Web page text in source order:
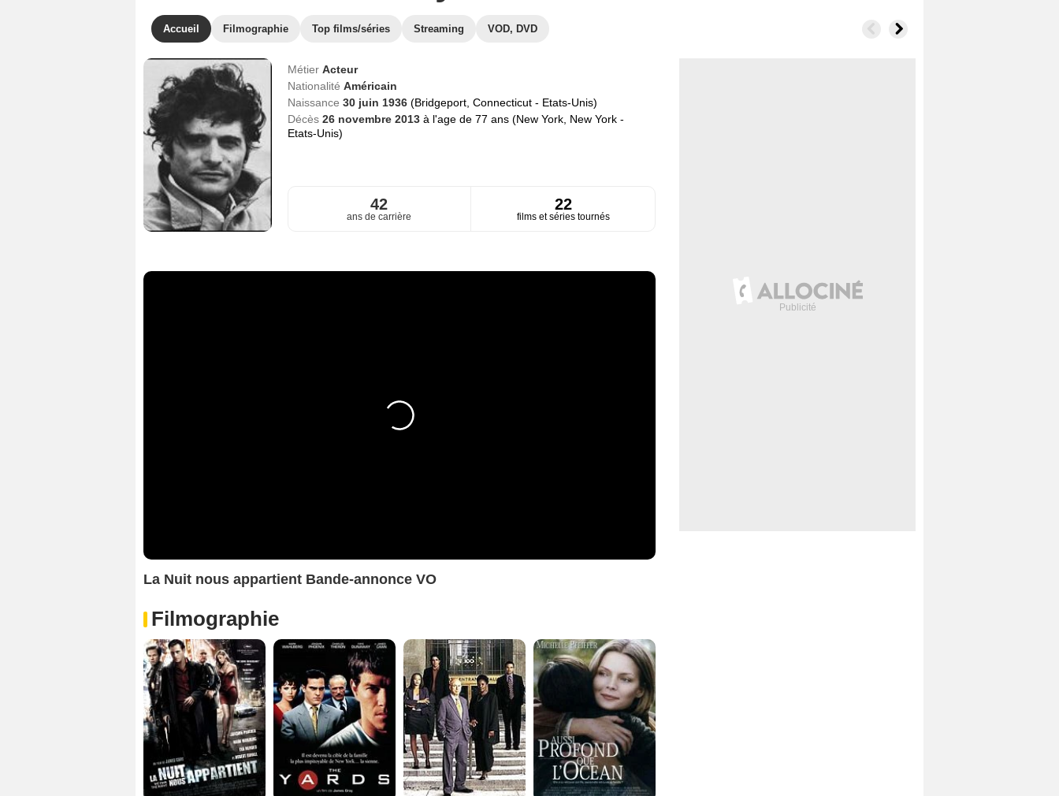
Accueil Filmographie Top films/séries Streaming VOD, DVD
Métier Acteur
Nationalité Américain
Naissance 30 juin 1936 (Bridgeport, Connecticut - Etats-Unis)
Décès 26 novembre 2013 à l'age de 77 ans (New York, New York -
Etats-Unis)
42
ans de carrière
22
films et séries tournés
La Nuit nous appartient Bande-annonce VO
Filmographie